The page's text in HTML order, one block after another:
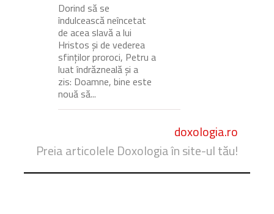
Dorind să se
îndulcească neîncetat
de acea slavă a lui
Hristos și de vederea
sfinților proroci, Petru a
luat îndrăzneală și a
zis: Doamne, bine este
nouă să...
doxologia.ro
Preia articolele Doxologia în site-ul tău!